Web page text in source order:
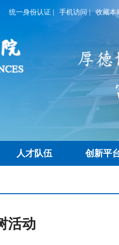
统一身份认证 手机访问| 收藏本
人才队伍 创新平
活动